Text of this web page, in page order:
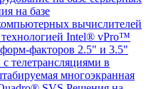
на базе
вычислителей
Intel® vPro™
факторов 2.5" и 3.5"
телетрансляциями в
многоэкранная